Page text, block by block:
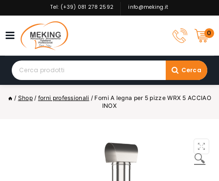
to
Tel: (+39) 081 278 2592 info@meking.it
0
Search
for:
Cerca
/ Shop / forni professionali / Forni A legna per 5 pizze WRX 5 ACCIAO
INOX
🔍